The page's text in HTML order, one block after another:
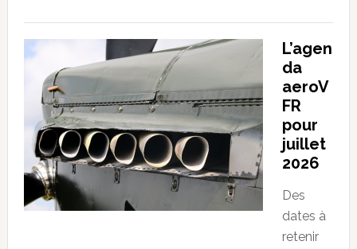
L’agen
da
aeroV
FR
pour
juillet
2026
Des
dates à
retenir